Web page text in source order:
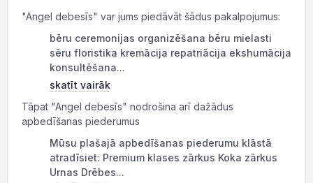
"Angel debesīs" var jums piedāvāt šādus pakalpojumus:
bēru ceremonijas organizēšana bēru mielasti
sēru floristika kremācija repatriācija ekshumācija
konsultēšana...
skatīt vairāk
Tāpat "Angel debesīs" nodrošina arī dažādus
apbedīšanas piederumus
Mūsu plašajā apbedīšanas piederumu klāstā
atradīsiet: Premium klases zārkus Koka zārkus
Urnas Drēbes...